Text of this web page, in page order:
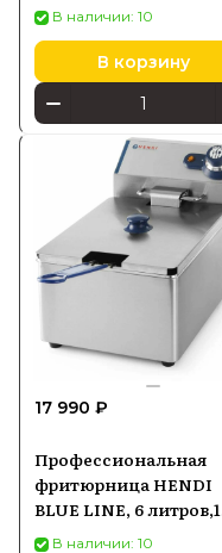
В наличии: 10
В корзину
17 990 ₽
Профессиональная
фритюрница HENDI
BLUE LINE, 6 литров,1
камера, 205815
В наличии: 10